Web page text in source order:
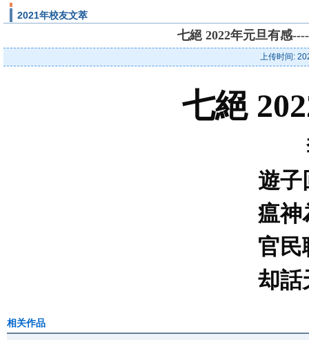
2021年校友文萃
七絕 2022年元旦有感
上传时间:
七絕
遊子
瘟神
官民
却話
相关作品